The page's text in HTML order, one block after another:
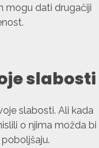
mogu dati drugačiji
slabosti
slabosti. Ali kada
o njima možda bi